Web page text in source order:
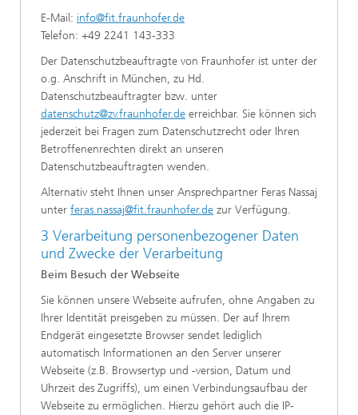
E-Mail: info@fit.fraunhofer.de
Telefon: +49 2241 143-333
Der Datenschutzbeauftragte von Fraunhofer ist unter der
o.g. Anschrift in München, zu Hd.
Datenschutzbeauftragter bzw. unter
datenschutz@zv.fraunhofer.de erreichbar. Sie können sich
jederzeit bei Fragen zum Datenschutzrecht oder Ihren
Betroffenenrechten direkt an unseren
Datenschutzbeauftragten wenden.
Alternativ steht Ihnen unser Ansprechpartner Feras Nassaj
unter feras.nassaj@fit.fraunhofer.de zur Verfügung.
3 Verarbeitung personenbezogener Daten
und Zwecke der Verarbeitung
Beim Besuch der Webseite
Sie können unsere Webseite aufrufen, ohne Angaben zu
Ihrer Identität preisgeben zu müssen. Der auf Ihrem
Endgerät eingesetzte Browser sendet lediglich
automatisch Informationen an den Server unserer
Webseite (z.B. Browsertyp und -version, Datum und
Uhrzeit des Zugriffs), um einen Verbindungsaufbau der
Webseite zu ermöglichen. Hierzu gehört auch die IP-